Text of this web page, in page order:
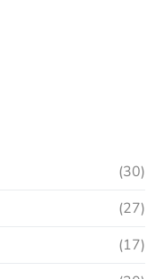
(30)
(27)
(17)